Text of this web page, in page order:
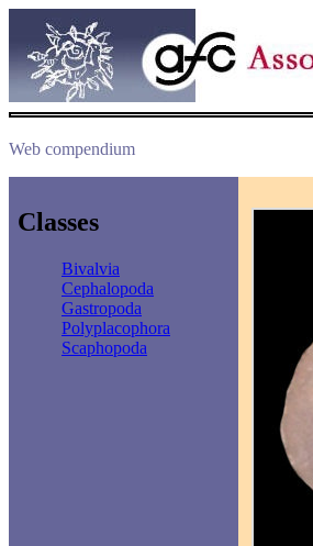
Web compendium
Classes
Bivalvia
Cephalopoda
Gastropoda
Polyplacophora
Scaphopoda